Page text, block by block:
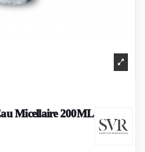
Micellaire 200ML